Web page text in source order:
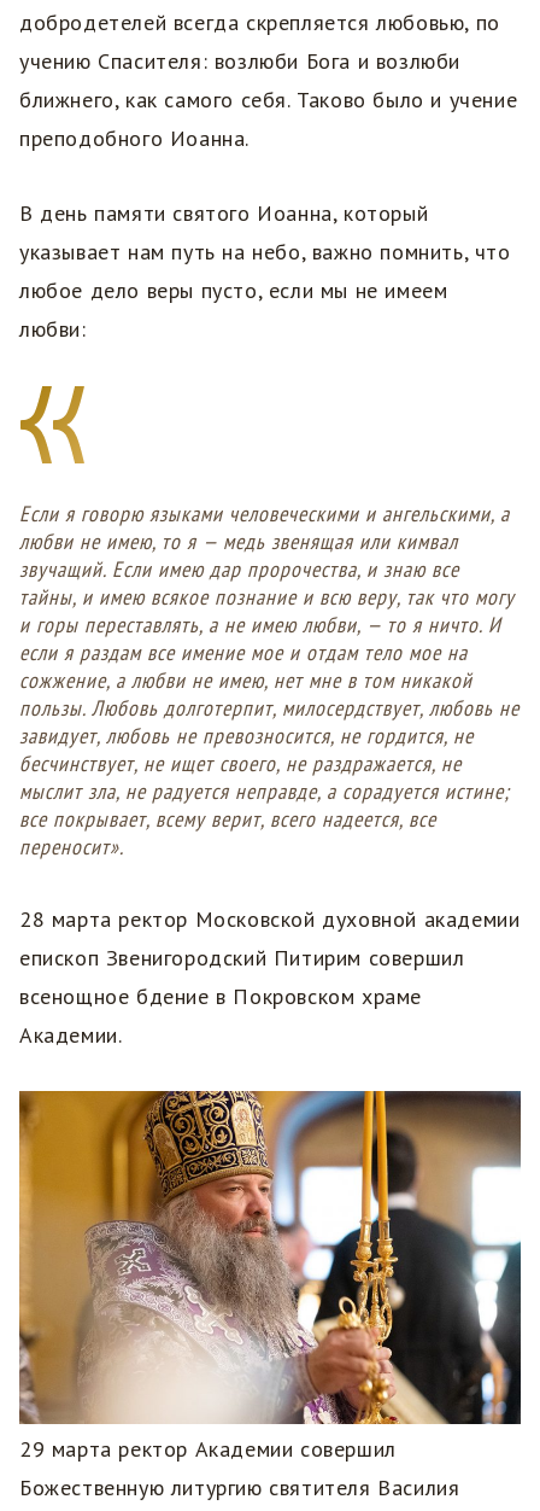
добродетелей всегда скрепляется любовью, по
учению Спасителя: возлюби Бога и возлюби
ближнего, как самого себя. Таково было и учение
преподобного Иоанна.
В день памяти святого Иоанна, который
указывает нам путь на небо, важно помнить, что
любое дело веры пусто, если мы не имеем
любви:
Если я говорю языками человеческими и ангельскими, а
любви не имею, то я — медь звенящая или кимвал
звучащий. Если имею дар пророчества, и знаю все
тайны, и имею всякое познание и всю веру, так что могу
и горы переставлять, а не имею любви, — то я ничто. И
если я раздам все имение мое и отдам тело мое на
сожжение, а любви не имею, нет мне в том никакой
пользы. Любовь долготерпит, милосердствует, любовь не
завидует, любовь не превозносится, не гордится, не
бесчинствует, не ищет своего, не раздражается, не
мыслит зла, не радуется неправде, а сорадуется истине;
все покрывает, всему верит, всего надеется, все
переносит».
28 марта ректор Московской духовной академии
епископ Звенигородский Питирим совершил
всенощное бдение в Покровском храме
Академии.
29 марта ректор Академии совершил
Божественную литургию святителя Василия